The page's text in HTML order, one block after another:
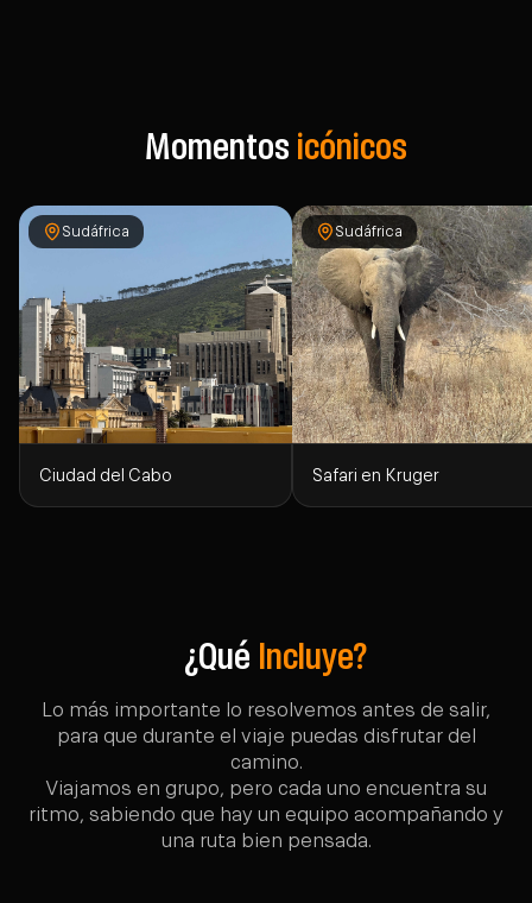
Momentosicónicos
Sudáfrica
Ciudad del Cabo
Sudáfrica
Safari en Kruger
¿Qué Incluye?
Lo más importante lo resolvemos antes de salir,
para que durante el viaje puedas disfrutar del
camino.
Viajamos en grupo, pero cada uno encuentra su
ritmo, sabiendo que hay un equipo acompañando y
una ruta bien pensada.